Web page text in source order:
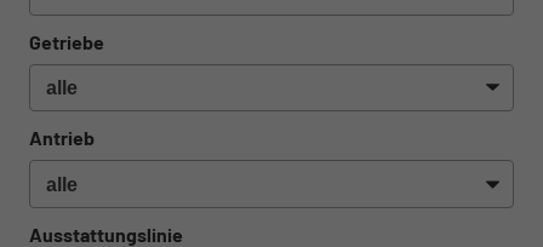
Getriebe
Antrieb
Ausstattungslinie